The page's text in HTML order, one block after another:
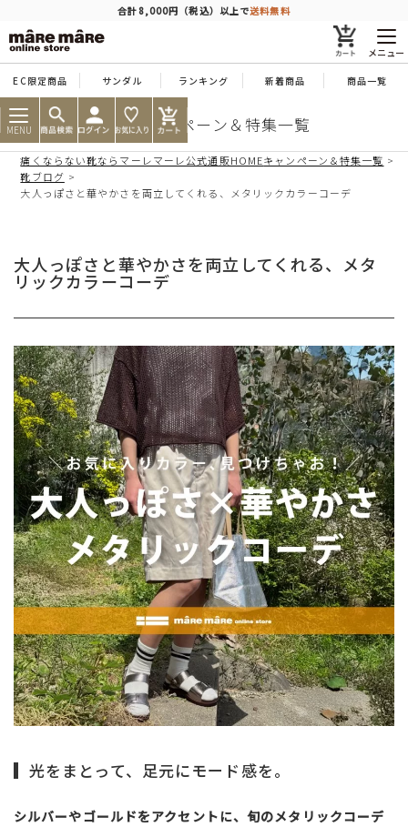
合計8,000円（税込）以上で送料無料
メニュー
EC限定商品 サンダル ランキング 新着商品 商品一覧
MENU 靴のキャンペーン＆特集一覧
痛くならない靴ならマーレマーレ公式通販HOMEキャンペーン＆特集一覧
靴ブログ
大人っぽさと華やかさを両立してくれる、メタリックカラーコーデ
大人っぽさと華やかさを両立してくれる、メタ
リックカラーコーデ
光をまとって、足元にモード感を。
シルバーやゴールドをアクセントに、旬のメタリックコーデ
商品を探す
人気ワード #コンフォート #パンプス
タイプ
特徴
カラー
サイズ
ヒールの高さ